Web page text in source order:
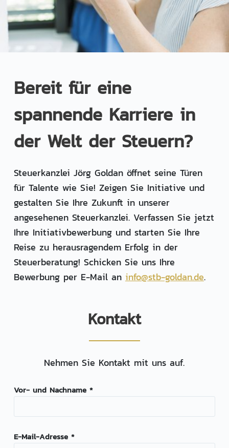
e
n
Bereit für eine
spannende Karriere in
der Welt der Steuern?
Steuerkanzlei Jörg Goldan öffnet seine Türen
für Talente wie Sie! Zeigen Sie Initiative und
gestalten Sie Ihre Zukunft in unserer
angesehenen Steuerkanzlei. Verfassen Sie jetzt
Ihre Initiativbewerbung und starten Sie Ihre
Reise zu herausragendem Erfolg in der
Steuerberatung! Schicken Sie uns Ihre
Bewerbung per E-Mail an info@stb-goldan.de.
Kontakt
Nehmen Sie Kontakt mit uns auf.
Vor- und Nachname *
E-Mail-Adresse *